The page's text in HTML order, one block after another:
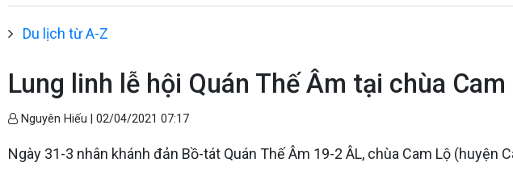
Du lịch từ A-Z
Lung linh lễ hội Quán Thế Âm tại chùa Cam
Nguyên Hiếu | 02/04/2021 07:17
Ngày 31-3 nhân khánh đản Bồ-tát Quán Thế Âm 19-2 ÂL, chùa Cam Lộ